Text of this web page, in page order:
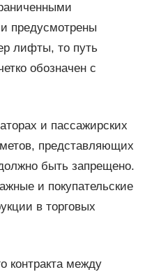
предусмотрены
лифты, то путь
обозначен с
и пассажирских
представляющих
быть запрещено.
и покупательские
в торговых
контракта между